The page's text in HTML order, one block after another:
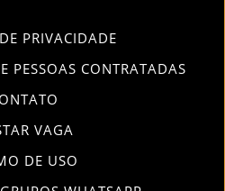
PRIVACIDADE
PESSOAS CONTRATADAS
VAGA
DE USO